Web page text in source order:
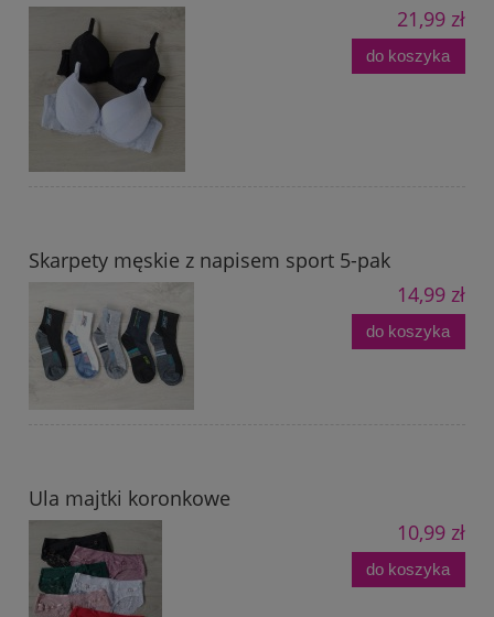
21,99 zł
do koszyka
Skarpety męskie z napisem sport 5-pak
14,99 zł
do koszyka
Ula majtki koronkowe
10,99 zł
do koszyka